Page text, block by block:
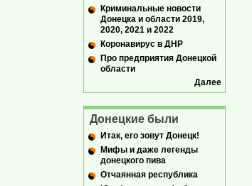
Криминальные новости
Донецка и области 2019,
2020, 2021 и 2022
Коронавирус в ДНР
Про предприятия Донецкой
области
Далее
Донецкие были
Итак, его зовут Донецк!
Мифы и даже легенды
донецкого пива
Отчаянная республика